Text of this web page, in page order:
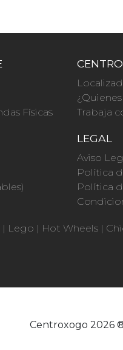
Físicas
Trabaja
LEGAL
Aviso
Política
Política
| Lego | Hot Wheels |
Centroxogo 2026